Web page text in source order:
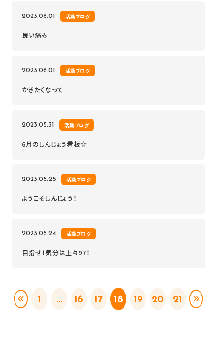
2023.06.01 活動ブログ
良い痛み
2023.06.01 活動ブログ
かきたくなって
2023.05.31 活動ブログ
6月のしんじょう看板☆
2023.05.25 活動ブログ
ようこそしんじょう！
2023.05.24 活動ブログ
目指せ！気分は上々97！
1 ... 16 17 18 19 20 21